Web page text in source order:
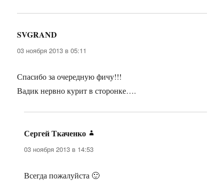
SVGRAND
03 ноября 2013 в 05:11
Спасибо за очередную фичу!!!
Вадик нервно курит в сторонке….
Сергей Ткаченко
03 ноября 2013 в 14:53
Всегда пожалуйста 🙂